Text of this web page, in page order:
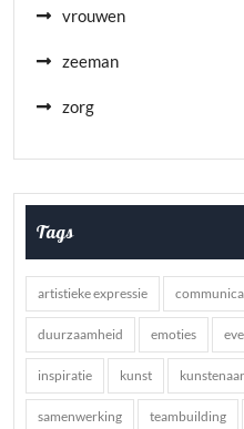
vrouwen
zeeman
zorg
Tags
artistieke expressie
duurzaamheid emoties
inspiratie kunst
samenwerking teambuilding